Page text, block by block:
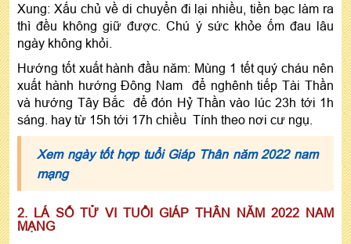
Xung: Xấu chủ về di chuyển đi lại nhiều, tiền bạc làm ra
thì đều không giữ được. Chú ý sức khỏe ốm đau lâu
ngày không khỏi.
Hướng tốt xuất hành đầu năm: Mùng 1 tết quý cháu nên
xuất hành hướng Đông Nam để nghênh tiếp Tài Thần
và hướng Tây Bắc để đón Hỷ Thần vào lúc 23h tới 1h
sáng. hay từ 15h tới 17h chiều Tính theo nơi cư ngụ.
Xem ngày tốt hợp tuổi Giáp Thân năm 2022 nam
mạng
2. LÁ SỐ TỬ VI TUỔI GIÁP THÂN NĂM 2022 NAM
MẠNG